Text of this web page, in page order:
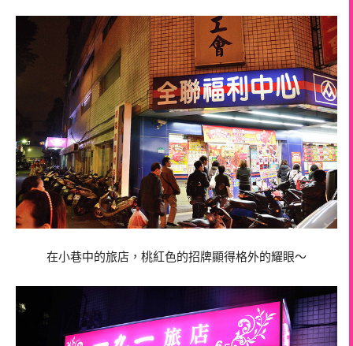
在小巷中的旅店，桃紅色的招牌顯得格外的耀眼～